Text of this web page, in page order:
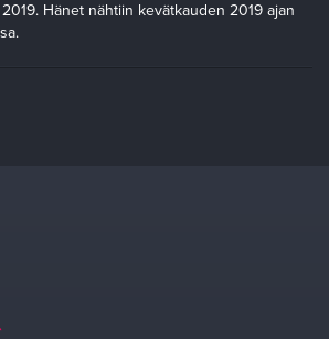
Hänet nähtiin kevätkauden 2019 ajan